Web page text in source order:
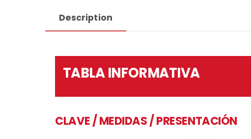
Description
TABLA INFORMATIVA
CLAVE / MEDIDAS / PRESENTACIÓN